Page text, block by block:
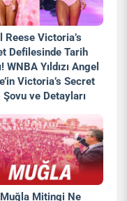
Reese Victoria’s
Defilesinde Tarih
WNBA Yıldızı Angel
Victoria’s Secret
ve Detayları
Mitingi Ne